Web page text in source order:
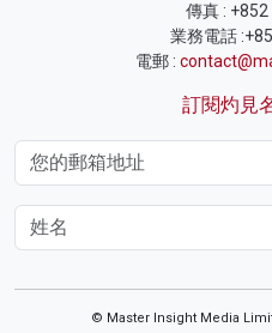
傳真 :
業務電話
電郵 :
訂閱灼見
© Master Insight Media